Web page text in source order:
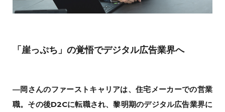
「崖っぷち」の覚悟でデジタル広告業界へ
―岡さんのファーストキャリアは、住宅メーカーでの営業
職。その後D2Cに転職され、黎明期のデジタル広告業界に